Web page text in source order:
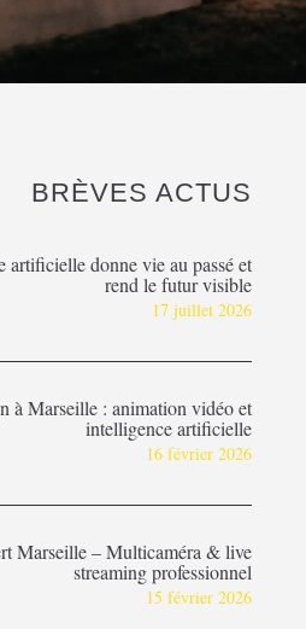
BRÈVES ACTUS
artificielle donne vie au passé et
rend le futur visible
17 juillet 2026
à Marseille : animation vidéo et
intelligence artificielle
16 février 2026
Marseille – Multicaméra & live
streaming professionnel
15 février 2026